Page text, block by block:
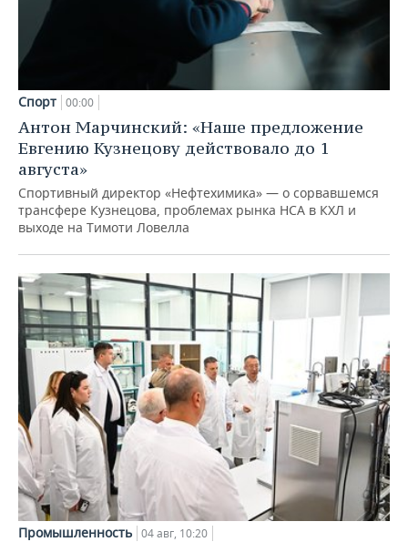
Спорт 00:00
Антон Марчинский: «Наше предложение
Евгению Кузнецову действовало до 1
августа»
Спортивный директор «Нефтехимика» — о сорвавшемся
трансфере Кузнецова, проблемах рынка НСА в КХЛ и
выходе на Тимоти Ловелла
Промышленность 04 авг, 10:20